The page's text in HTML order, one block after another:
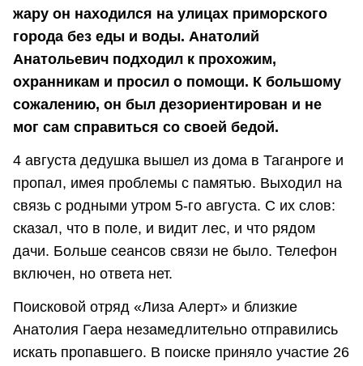
жару он находился на улицах приморского
города без еды и воды. Анатолий
Анатольевич подходил к прохожим,
охранникам и просил о помощи. К большому
сожалению, он был дезориентирован и не
мог сам справиться со своей бедой.
4 августа дедушка вышел из дома в Таганроге и
пропал, имея проблемы с памятью. Выходил на
связь с родными утром 5-го августа. С их слов:
сказал, что в поле, и видит лес, и что рядом
дачи. Больше сеансов связи не было. Телефон
включен, но ответа нет.
Поисковой отряд «Лиза Алерт» и близкие
Анатолия Гаера незамедлительно отправились
искать пропавшего. В поиске приняло участие 26